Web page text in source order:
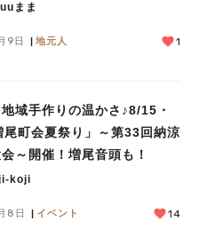
まま
9日 地元人 1
地域手作りの温かさ♪8/15・
尾町会夏祭り」～第33回納涼
～開催！増尾音頭も！
koji
8日 イベント 14